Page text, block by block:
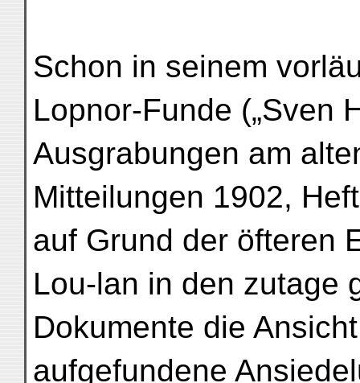
Schon in seinem
Lopnor-Funde („Sven
Ausgrabungen am
Mitteilungen 1902,
auf Grund der öfteren
Lou-lan in den zutage
Dokumente die
aufgefundene